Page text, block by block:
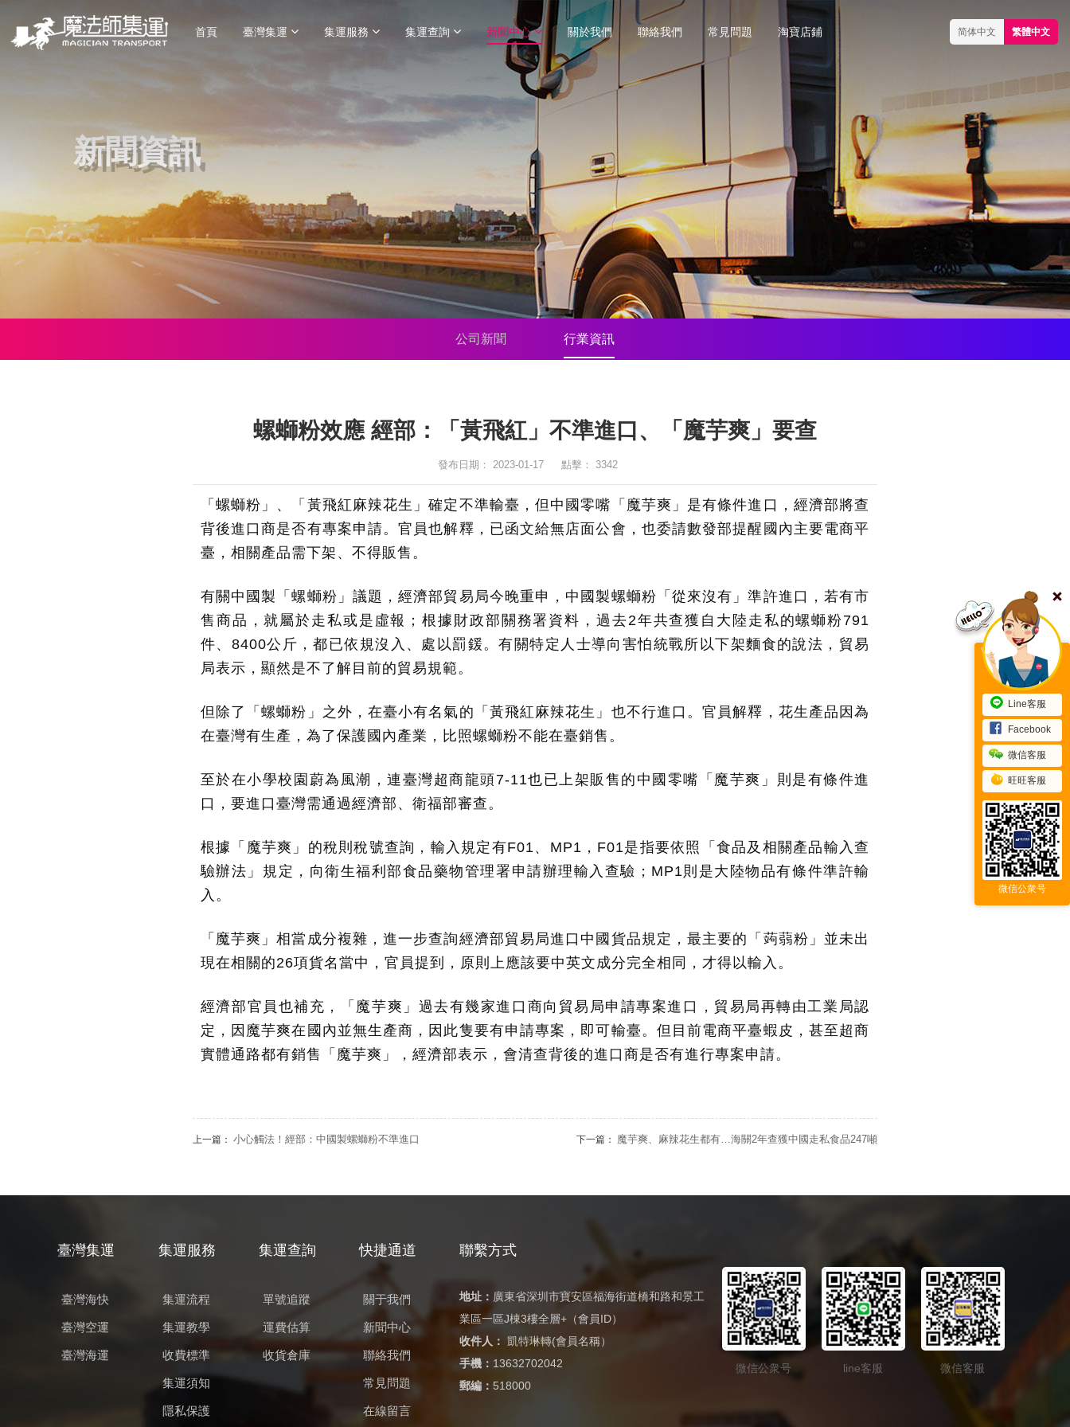
首頁 臺灣集運 集運服務 集運查詢 新聞中心 關於我們 聯絡我們 常見問題 淘寶店鋪 繁體中文
简体中文
新聞資訊
公司新聞 行業資訊
螺螄粉效應 經部：「黃飛紅」不準進口、「魔芋爽」要查
發布日期： 2023-01-17 點擊： 3342
「螺螄粉」、「黃飛紅麻辣花生」確定不準輸臺，但中國零嘴「魔芋爽」是有條件進口，經濟部將查
背後進口商是否有專案申請。官員也解釋，已函文給無店面公會，也委請數發部提醒國內主要電商平
臺，相關產品需下架、不得販售。
有關中國製「螺螄粉」議題，經濟部貿易局今晚重申，中國製螺螄粉「從來沒有」準許進口，若有市
售商品，就屬於走私或是虛報；根據財政部關務署資料，過去2年共查獲自大陸走私的螺螄粉791
件、8400公斤，都已依規沒入、處以罰鍰。有關特定人士導向害怕統戰所以下架麵食的說法，貿易
局表示，顯然是不了解目前的貿易規範。
但除了「螺螄粉」之外，在臺小有名氣的「黃飛紅麻辣花生」也不行進口。官員解釋，花生產品因為
在臺灣有生產，為了保護國內產業，比照螺螄粉不能在臺銷售。
至於在小學校園蔚為風潮，連臺灣超商龍頭7-11也已上架販售的中國零嘴「魔芋爽」則是有條件進
口，要進口臺灣需通過經濟部、衛福部審查。
根據「魔芋爽」的稅則稅號查詢，輸入規定有F01、MP1，F01是指要依照「食品及相關產品輸入查
驗辦法」規定，向衛生福利部食品藥物管理署申請辦理輸入查驗；MP1則是大陸物品有條件準許輸
入。
「魔芋爽」相當成分複雜，進一步查詢經濟部貿易局進口中國貨品規定，最主要的「蒟蒻粉」並未出
現在相關的26項貨名當中，官員提到，原則上應該要中英文成分完全相同，才得以輸入。
經濟部官員也補充，「魔芋爽」過去有幾家進口商向貿易局申請專案進口，貿易局再轉由工業局認
定，因魔芋爽在國內並無生產商，因此隻要有申請專案，即可輸臺。但目前電商平臺蝦皮，甚至超商
實體通路都有銷售「魔芋爽」，經濟部表示，會清查背後的進口商是否有進行專案申請。
上一篇： 小心觸法！經部：中國製螺螄粉不準進口 下一篇： 魔芋爽、麻辣花生都有…海關2年查獲中國走私食品247噸
臺灣集運
臺灣海快
臺灣空運
臺灣海運
集運服務
集運流程
集運教學
收費標準
集運須知
隱私保護
集運查詢
單號追蹤
運費估算
收貨倉庫
快捷通道
關于我們
新聞中心
聯絡我們
常見問題
在線留言
聯繫方式
地址： 廣東省深圳市寶安區福海街道橋和路和景工
業區一區J棟3樓全層+（會員ID）
收件人： 凱特琳轉(會員名稱）
手機： 13632702042
郵編： 518000
微信公衆号 line客服 微信客服
Line客服
Facebook
微信客服
旺旺客服
微信公衆号